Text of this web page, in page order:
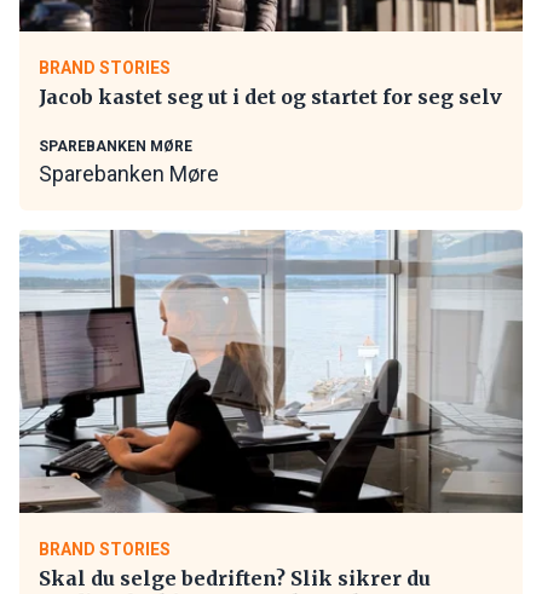
BRAND STORIES
Jacob kastet seg ut i det og startet for seg selv
SPAREBANKEN MØRE
Sparebanken Møre
BRAND STORIES
Skal du selge bedriften? Slik sikrer du